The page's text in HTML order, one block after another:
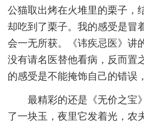
公猫取出烤在火堆里的栗子，
却吃到了栗子。我的感受是冒
会一无所获。《讳疾忌医》讲
没有请名医替他看病，反而置
的感受是不能掩饰自己的错误
最精彩的还是《无价之宝
了一块玉，夜里它发着光，农